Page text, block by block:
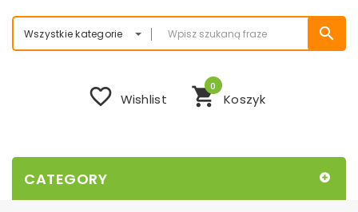
Wszystkie kategorie search
shopping_cart Koszyk
0
favorite_border Wishlist
CATEGORY